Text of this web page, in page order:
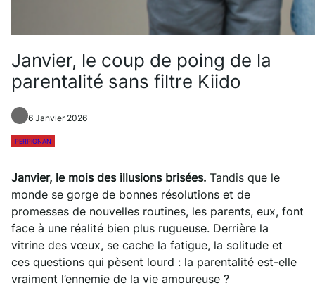
Janvier, le coup de poing de la
parentalité sans filtre Kiido
6 Janvier 2026
PERPIGNAN
Janvier, le mois des illusions brisées. Tandis que le
monde se gorge de bonnes résolutions et de
promesses de nouvelles routines, les parents, eux, font
face à une réalité bien plus rugueuse. Derrière la
vitrine des vœux, se cache la fatigue, la solitude et
ces questions qui pèsent lourd : la parentalité est-elle
vraiment l’ennemie de la vie amoureuse ?